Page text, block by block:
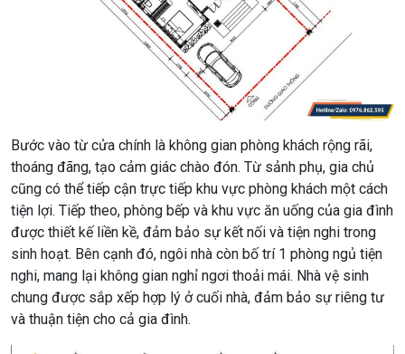
Bước vào từ cửa chính là không gian phòng khách rộng rãi,
thoáng đãng, tạo cảm giác chào đón. Từ sảnh phụ, gia chủ
cũng có thể tiếp cận trực tiếp khu vực phòng khách một cách
tiện lợi. Tiếp theo, phòng bếp và khu vực ăn uống của gia đình
được thiết kế liền kề, đảm bảo sự kết nối và tiện nghi trong
sinh hoạt. Bên cạnh đó, ngôi nhà còn bố trí 1 phòng ngủ tiện
nghi, mang lại không gian nghỉ ngơi thoải mái. Nhà vệ sinh
chung được sắp xếp hợp lý ở cuối nhà, đảm bảo sự riêng tư
và thuận tiện cho cả gia đình.